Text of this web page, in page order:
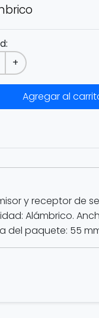
+
Agregar al
y receptor de
Alámbrico.
del paquete: 55